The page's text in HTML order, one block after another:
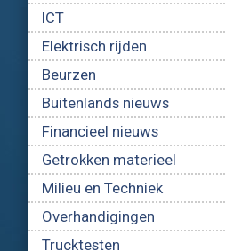
ICT
Elektrisch rijden
Beurzen
Buitenlands nieuws
Financieel nieuws
Getrokken materieel
Milieu en Techniek
Overhandigingen
Trucktesten